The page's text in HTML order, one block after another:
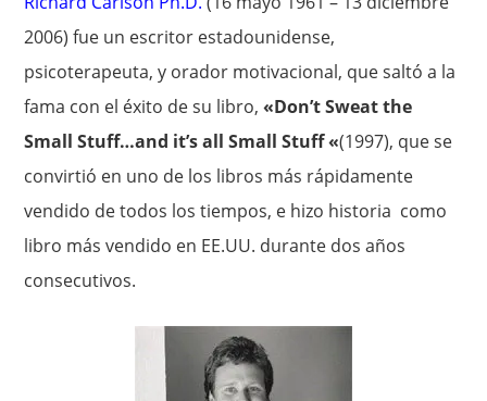
2006) fue un escritor estadounidense,
psicoterapeuta, y orador motivacional, que saltó a la
fama con el éxito de su libro,«Don’t Sweat the
Small Stuff…and it’s all Small Stuff «(1997), que se
convirtió en uno de los libros más rápidamente
vendido de todos los tiempos, e hizo historia como
libro más vendido en EE.UU. durante dos años
consecutivos.